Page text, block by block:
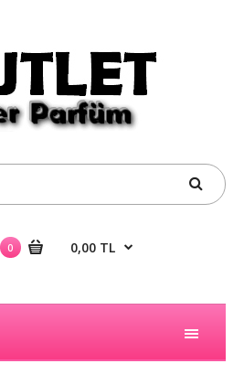
0 0,00 TL